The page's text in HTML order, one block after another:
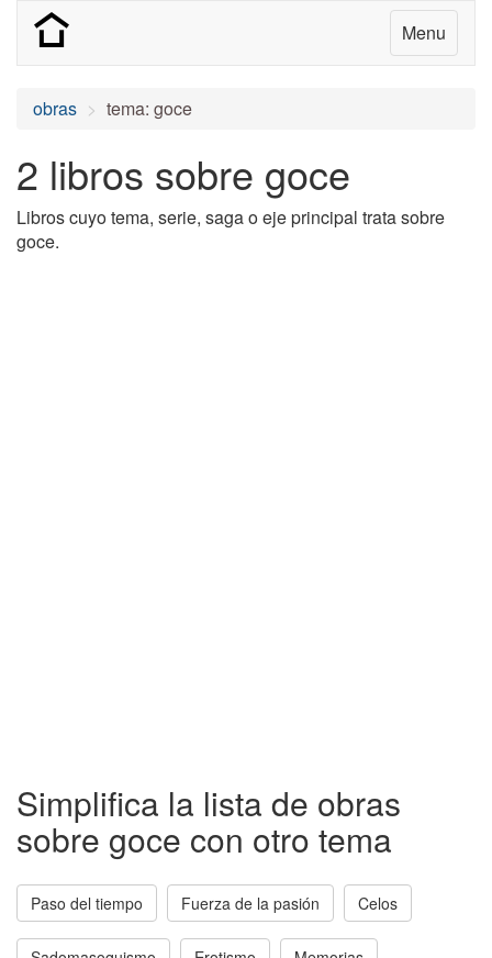
Menu
obras tema: goce
2 libros sobre goce
Libros cuyo tema, serie, saga o eje principal trata sobre
goce.
Simplifica la lista de obras
sobre goce con otro tema
Paso del tiempo Fuerza de la pasión Celos